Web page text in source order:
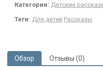
Категории: Детские
Теги: Для детей Рассказы
Обзор Отзывы (0)